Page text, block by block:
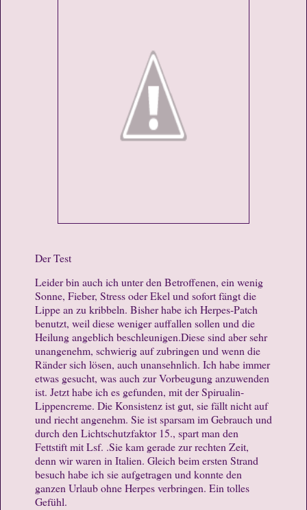
Der Test
Leider bin auch ich unter den Betroffenen, ein wenig
Sonne, Fieber, Stress oder Ekel und sofort fängt die
Lippe an zu kribbeln. Bisher habe ich Herpes-Patch
benutzt, weil diese weniger auffallen sollen und die
Heilung angeblich beschleunigen.Diese sind aber sehr
unangenehm, schwierig auf zubringen und wenn die
Ränder sich lösen, auch unansehnlich. Ich habe immer
etwas gesucht, was auch zur Vorbeugung anzuwenden
ist. Jetzt habe ich es gefunden, mit der Spirualin-
Lippencreme. Die Konsistenz ist gut, sie fällt nicht auf
und riecht angenehm. Sie ist sparsam im Gebrauch und
durch den Lichtschutzfaktor 15., spart man den
Fettstift mit Lsf. .Sie kam gerade zur rechten Zeit,
denn wir waren in Italien. Gleich beim ersten Strand
besuch habe ich sie aufgetragen und konnte den
ganzen Urlaub ohne Herpes verbringen. Ein tolles
Gefühl.